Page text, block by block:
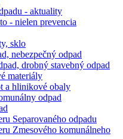
- aktuality
- nielen prevencia
sklo
nebezpečný odpad
drobný stavebný odpad
materiály
a hlinikové obaly
odpad
Separovaného odpadu
Zmesového komunálneho